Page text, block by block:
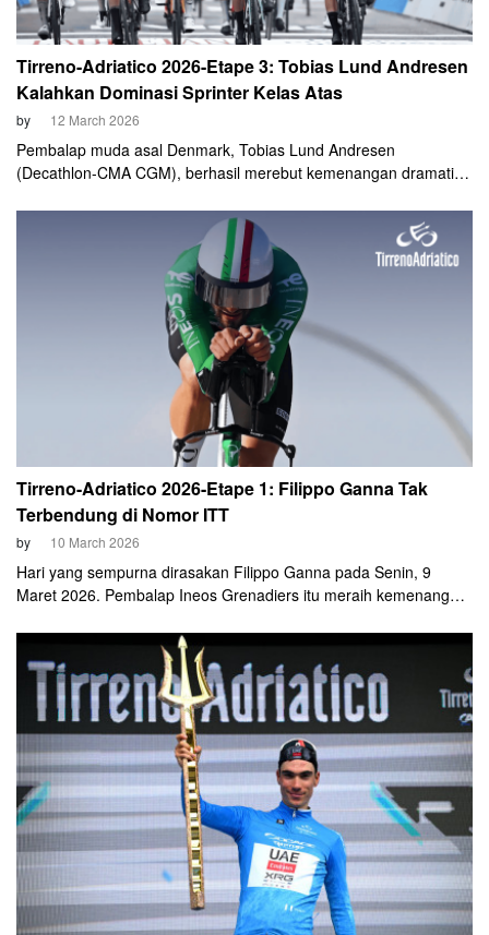
Tirreno-Adriatico 2026-Etape 3: Tobias Lund Andresen
Kalahkan Dominasi Sprinter Kelas Atas
by 12 March 2026
Pembalap muda asal Denmark, Tobias Lund Andresen
(Decathlon-CMA CGM), berhasil merebut kemenangan dramatis
keluar sebagai yang tercepat dalam adu sprint di Magliano de'
Marsi, mengungguli nama-nama besar seperti Arnaud De Lie dan
Tirreno-Adriatico 2026-Etape 1: Filippo Ganna Tak
Terbendung di Nomor ITT
by 10 March 2026
Hari yang sempurna dirasakan Filippo Ganna pada Senin, 9
Maret 2026. Pembalap Ineos Grenadiers itu meraih kemenangan
spesialisasinya, Individual Time Trial (ITT).